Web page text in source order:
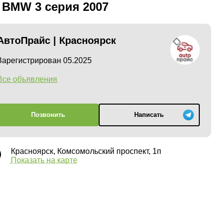
BMW 3 серия 2007
| Красноярск
05.2025
объявления
Позвонить Написать
Красноярск, Комсомольский проспект, 1п
Показать на карте